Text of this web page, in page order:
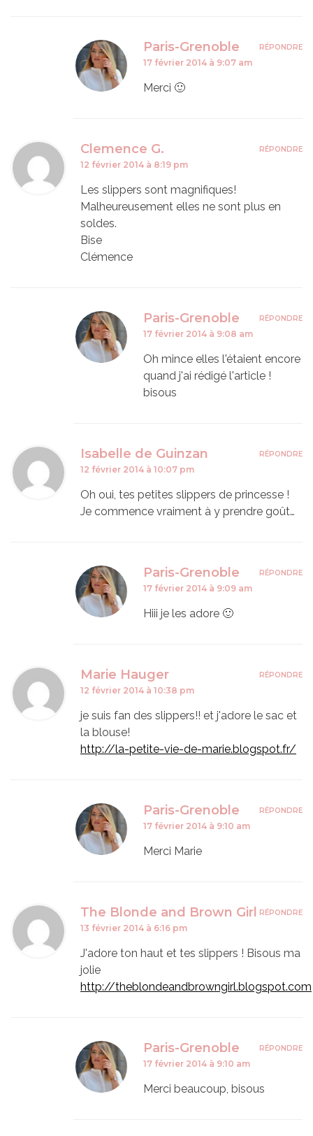
Paris-Grenoble
17 février 2014 à 9:07 am
Merci 🙂
RÉPONDRE
Clemence G.
12 février 2014 à 8:19 pm
Les slippers sont magnifiques!
Malheureusement elles ne sont plus en
soldes.
Bise
Clémence
RÉPONDRE
Paris-Grenoble
17 février 2014 à 9:08 am
Oh mince elles l'étaient encore
quand j'ai rédigé l'article !
bisous
RÉPONDRE
Isabelle de Guinzan
12 février 2014 à 10:07 pm
Oh oui, tes petites slippers de princesse !
Je commence vraiment à y prendre goût…
RÉPONDRE
Paris-Grenoble
17 février 2014 à 9:09 am
Hiii je les adore 🙂
RÉPONDRE
Marie Hauger
12 février 2014 à 10:38 pm
je suis fan des slippers!! et j'adore le sac et
la blouse!
http://la-petite-vie-de-marie.blogspot.fr/
RÉPONDRE
Paris-Grenoble
17 février 2014 à 9:10 am
Merci Marie
RÉPONDRE
The Blonde and Brown Girl
13 février 2014 à 6:16 pm
J'adore ton haut et tes slippers ! Bisous ma
jolie
http://theblondeandbrowngirl.blogspot.com
RÉPONDRE
Paris-Grenoble
17 février 2014 à 9:10 am
Merci beaucoup, bisous
RÉPONDRE